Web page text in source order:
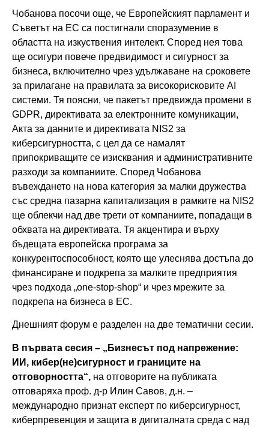
Чобанова посочи още, че Европейският парламент и
Съветът на ЕС са постигнали споразумение в
областта на изкуствения интелект. Според нея това
ще осигури повече предвидимост и сигурност за
бизнеса, включително чрез удължаване на сроковете
за прилагане на правилата за високорисковите AI
системи. Тя поясни, че пакетът предвижда промени в
GDPR, директивата за електронните комуникации,
Акта за данните и директивата NIS2 за
киберсигурността, с цел да се намалят
припокриващите се изисквания и административните
разходи за компаниите. Според Чобанова
въвеждането на нова категория за малки дружества
със средна пазарна капитализация в рамките на NIS2
ще облекчи над две трети от компаниите, попадащи в
обхвата на директивата. Тя акцентира и върху
бъдещата европейска програма за
конкурентоспособност, която ще улеснява достъпа до
финансиране и подкрепа за малките предприятия
чрез подхода „one-stop-shop“ и чрез мрежите за
подкрепа на бизнеса в ЕС.
Днешният форум е разделен на две тематични сесии.
В първата сесия – „Бизнесът под напрежение:
ИИ, кибер(не)сигурност и границите на
отговорността“, на отговорите на публиката
отговаряха проф. д-р Илин Савов, д.н. –
международно признат експерт по киберсигурност,
киберпревенция и защита в дигиталната среда с над